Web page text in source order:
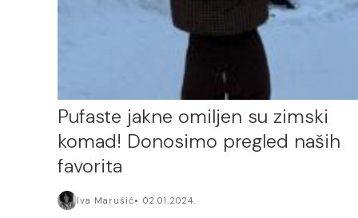
Pufaste jakne omiljen su zimski
komad! Donosimo pregled naših
favorita
Iva Marušić 02.01.2024.